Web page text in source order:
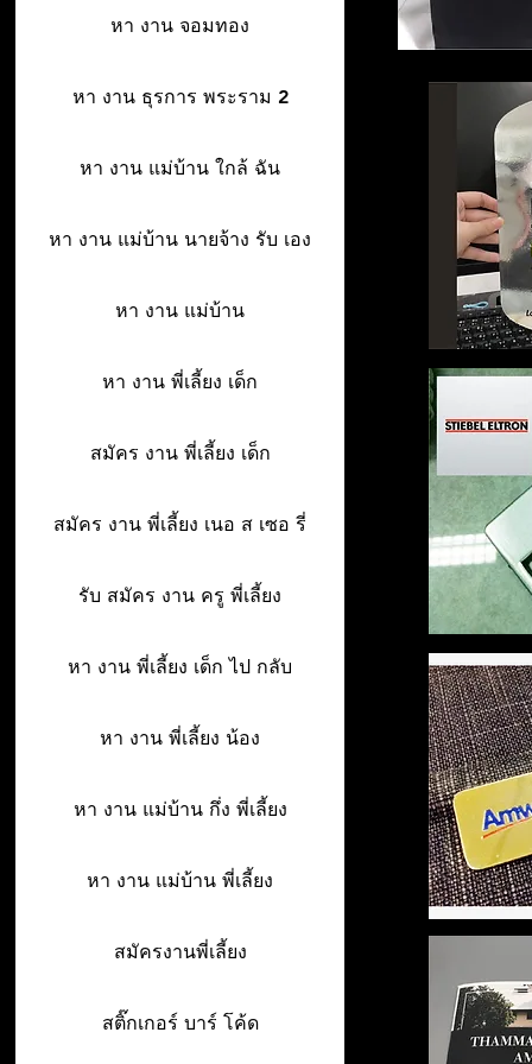
หา งาน จอมทอง
หา งาน ธุรการ พระราม 2
หา งาน แม่บ้าน ใกล้ ฉัน
หา งาน แม่บ้าน นายจ้าง รับ เอง
หา งาน แม่บ้าน
หา งาน พี่เลี้ยง เด็ก
สมัคร งาน พี่เลี้ยง เด็ก
สมัคร งาน พี่เลี้ยง เนอ ส เซอ รี่
รับ สมัคร งาน ครู พี่เลี้ยง
หา งาน พี่เลี้ยง เด็ก ไป กลับ
หา งาน พี่เลี้ยง น้อง
หา งาน แม่บ้าน กึ่ง พี่เลี้ยง
หา งาน แม่บ้าน พี่เลี้ยง
สมัครงานพี่เลี้ยง
สติ๊กเกอร์ บาร์ โค้ด